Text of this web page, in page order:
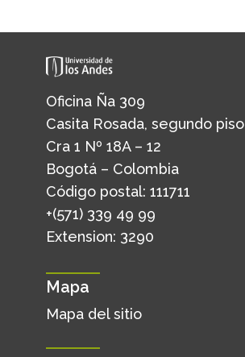
Oficina Ña 309
Casita Rosada, segundo piso
Cra 1 Nº 18A – 12
Bogotá – Colombia
Código postal: 111711
+(571) 339 49 99
Extension: 3290
Mapa
Mapa del sitio